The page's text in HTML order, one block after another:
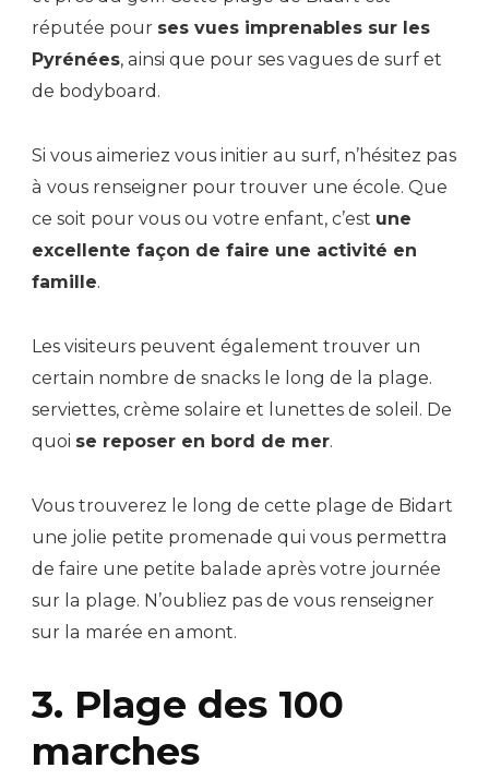
réputée pour ses vues imprenables sur les
Pyrénées, ainsi que pour ses vagues de surf et
de bodyboard.
Si vous aimeriez vous initier au surf, n’hésitez pas
à vous renseigner pour trouver une école. Que
ce soit pour vous ou votre enfant, c’est une
excellente façon de faire une activité en
famille.
Les visiteurs peuvent également trouver un
certain nombre de snacks le long de la plage.
serviettes, crème solaire et lunettes de soleil. De
quoi se reposer en bord de mer.
Vous trouverez le long de cette plage de Bidart
une jolie petite promenade qui vous permettra
de faire une petite balade après votre journée
sur la plage. N’oubliez pas de vous renseigner
sur la marée en amont.
3. Plage des 100
marches